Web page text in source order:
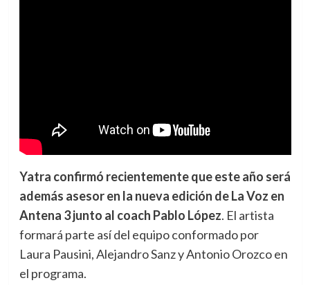
Yatra confirmó recientemente que este año será
además asesor en la nueva edición de La Voz en
Antena 3 junto al coach Pablo López. El artista
formará parte así del equipo conformado por
Laura Pausini, Alejandro Sanz y Antonio Orozco en
el programa.